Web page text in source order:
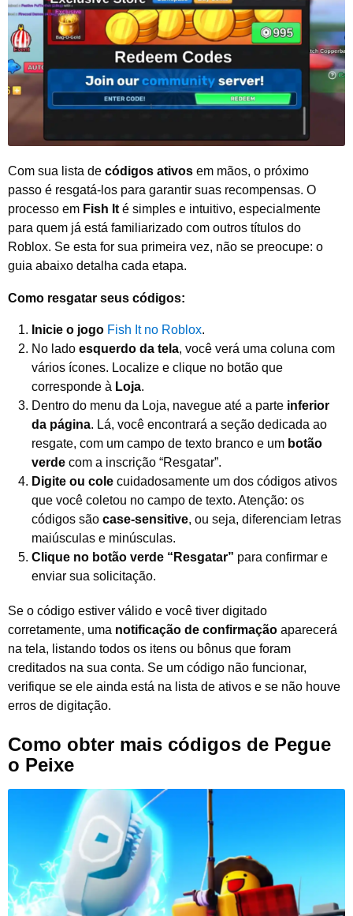
Com sua lista de códigos ativos em mãos, o próximo
passo é resgatá-los para garantir suas recompensas. O
processo em Fish It é simples e intuitivo, especialmente
para quem já está familiarizado com outros títulos do
Roblox. Se esta for sua primeira vez, não se preocupe: o
guia abaixo detalha cada etapa.
Como resgatar seus códigos:
Inicie o jogo Fish It no Roblox.
No lado esquerdo da tela, você verá uma coluna com
vários ícones. Localize e clique no botão que
corresponde à Loja.
Dentro do menu da Loja, navegue até a parte inferior
da página. Lá, você encontrará a seção dedicada ao
resgate, com um campo de texto branco e um botão
verde com a inscrição “Resgatar”.
Digite ou cole cuidadosamente um dos códigos ativos
que você coletou no campo de texto. Atenção: os
códigos são case-sensitive, ou seja, diferenciam letras
maiúsculas e minúsculas.
Clique no botão verde “Resgatar” para confirmar e
enviar sua solicitação.
Se o código estiver válido e você tiver digitado
corretamente, uma notificação de confirmação aparecerá
na tela, listando todos os itens ou bônus que foram
creditados na sua conta. Se um código não funcionar,
verifique se ele ainda está na lista de ativos e se não houve
erros de digitação.
Como obter mais códigos de Pegue
o Peixe